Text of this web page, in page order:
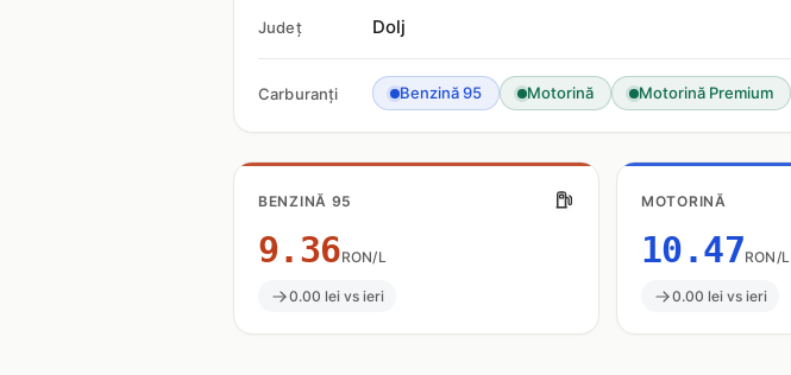
Județ Dolj
Carburanți Benzină 95 Motorină Motorină Premium
BENZINĂ 95
9.36RON/L
0.00 lei vs ieri
MOTORINĂ
10.47RON/L
0.00 lei vs ieri